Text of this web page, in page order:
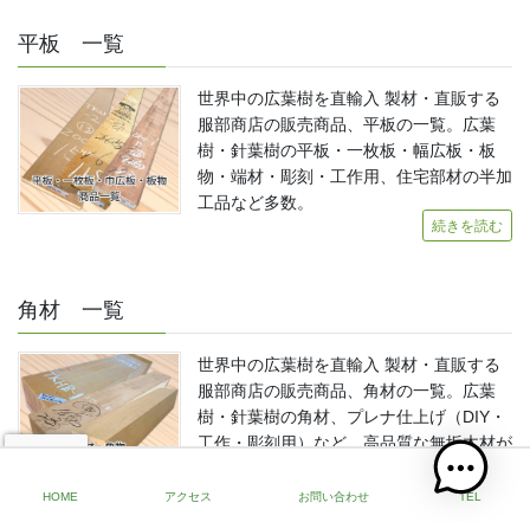
平板 一覧
世界中の広葉樹を直輸入 製材・直販する
服部商店の販売商品、平板の一覧。広葉
樹・針葉樹の平板・一枚板・幅広板・板
物・端材・彫刻・工作用、住宅部材の半加
工品など多数。
続きを読む
角材 一覧
世界中の広葉樹を直輸入 製材・直販する
服部商店の販売商品、角材の一覧。広葉
樹・針葉樹の角材、プレナ仕上げ（DIY・
工作・彫刻用）など、高品質な無垢木材が
続きを読む
HOME アクセス お問い合わせ TEL